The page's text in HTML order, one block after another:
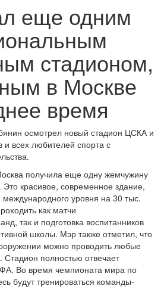
еще одним
стадионом,
в Москве
время
осмотрел новый стадион ЦСКА и
и всех любителей спорта с
получила еще одну жемчужину
красивое, современное здание,
уровня на 30 тыс.
как матчи
так и подготовка воспитанников
школы. Мэр также отметил, что
можно проводить любые
полностью отвечает
Во время чемпионата мира по
будут тренироваться команды-